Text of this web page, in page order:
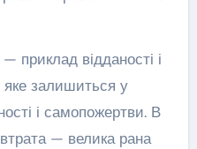
приклад відданості і
яке залишиться у
і самопожертви. В
— велика рана